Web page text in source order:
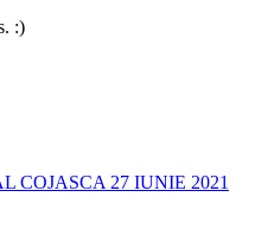
:)
COJASCA 27 IUNIE 2021